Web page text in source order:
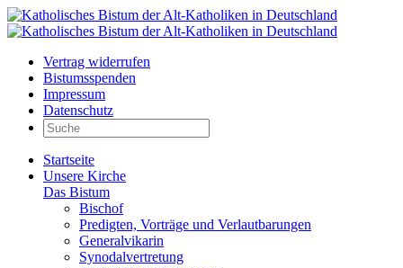
Vertrag widerrufen
Bistumsspenden
Impressum
Datenschutz
Startseite
Unsere Kirche
Das Bistum
Bischof
Predigten, Vorträge und Verlautbarungen
Generalvikarin
Synodalvertretung